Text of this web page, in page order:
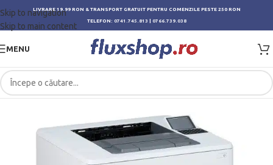
Skip to navigation
Skip to main content
LIVRARE 19.99 RON & TRANSPORT GRATUIT PENTRU COMENZILE PESTE 250 RON
TELEFON: 0741.745.813 0766.739.038
MENU